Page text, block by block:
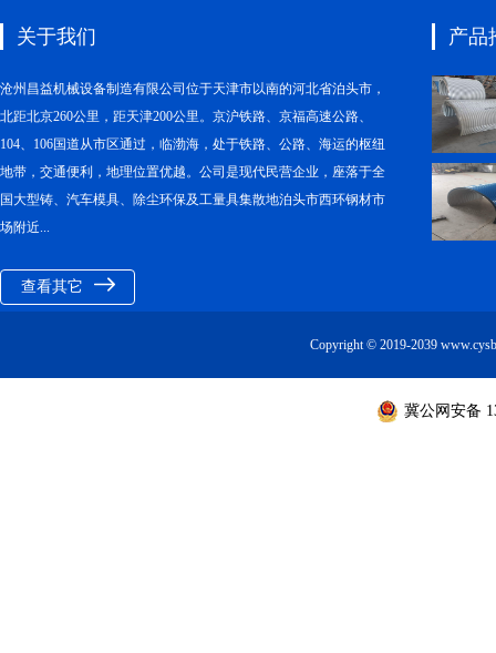
关于我们
沧州昌益机械设备制造有限公司位于天津市以南的河北省泊头市，
北距北京260公里，距天津200公里。京沪铁路、京福高速公路、
104、106国道从市区通过，临渤海，处于铁路、公路、海运的枢纽
地带，交通便利，地理位置优越。公司是现代民营企业，座落于全
国大型铸、汽车模具、除尘环保及工量具集散地泊头市西环钢材市
场附近...
查看其它
产品
Copyright © 2019-2039
冀公网安备